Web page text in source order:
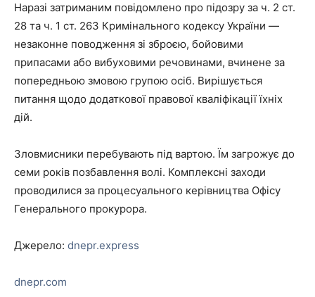
Наразі затриманим повідомлено про підозру за ч. 2 ст.
28 та ч. 1 ст. 263 Кримінального кодексу України —
незаконне поводження зі зброєю, бойовими
припасами або вибуховими речовинами, вчинене за
попередньою змовою групою осіб. Вирішується
питання щодо додаткової правової кваліфікації їхніх
дій.
Зловмисники перебувають під вартою. Їм загрожує до
семи років позбавлення волі. Комплексні заходи
проводилися за процесуального керівництва Офісу
Генерального прокурора.
Джерело: dnepr.express
dnepr.com